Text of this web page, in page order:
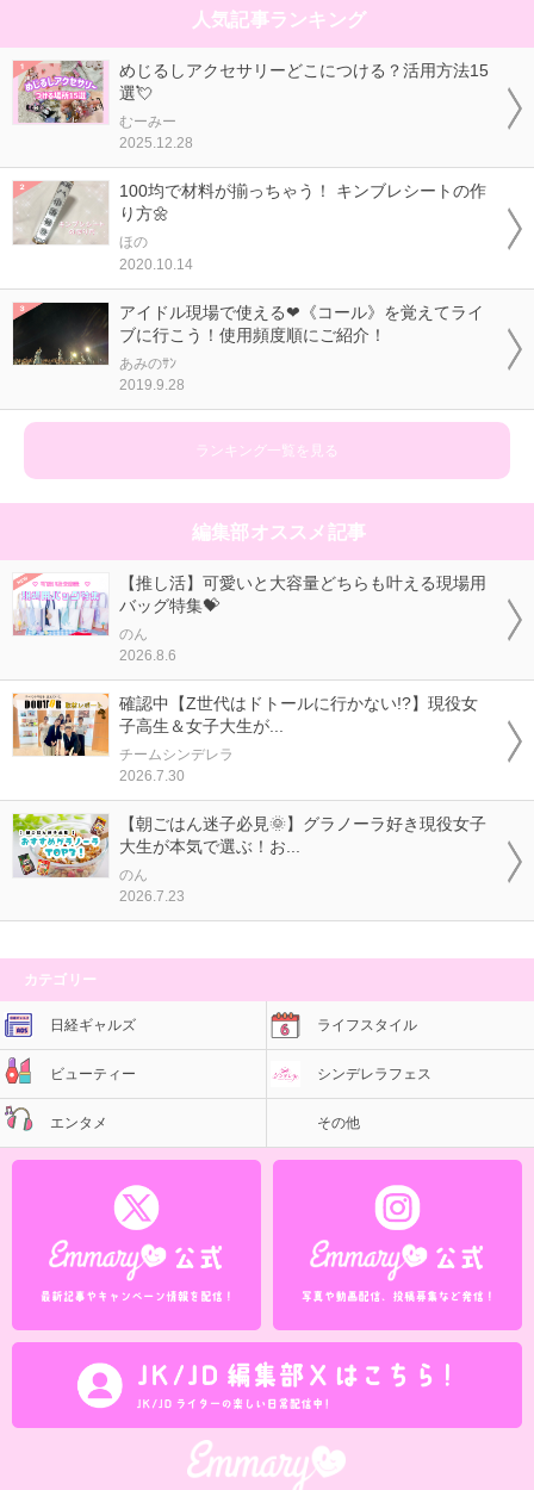
人気記事ランキング
めじるしアクセサリーどこにつける？活用方法15
選💘
むーみー
2025.12.28
100均で材料が揃っちゃう！ キンブレシートの作
り方🌼
ほの
2020.10.14
アイドル現場で使える❤《コール》を覚えてライ
ブに行こう！使用頻度順にご紹介！
あみのｻﾝ
2019.9.28
ランキング一覧を見る
編集部オススメ記事
【推し活】可愛いと大容量どちらも叶える現場用
バッグ特集💝
のん
2026.8.6
確認中【Z世代はドトールに行かない!?】現役女
子高生＆女子大生が...
チームシンデレラ
2026.7.30
【朝ごはん迷子必見🌞】グラノーラ好き現役女子
大生が本気で選ぶ！お...
のん
2026.7.23
カテゴリー
日経ギャルズ ライフスタイル
ビューティー シンデレラフェス
エンタメ その他